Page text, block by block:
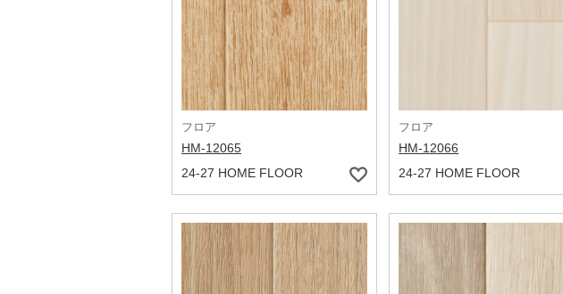
フロア
HM-12065
24-27 HOME FLOOR
フロア
HM-12066
24-27 HOME FLOOR